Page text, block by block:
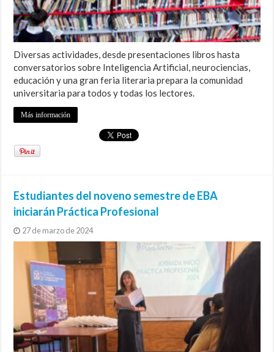
Diversas actividades, desde presentaciones libros hasta
conversatorios sobre Inteligencia Artificial, neurociencias,
educación y una gran feria literaria prepara la comunidad
universitaria para todos y todas los lectores.
Más información
Estudiantes del noveno semestre de EBA
iniciarán Práctica Profesional
27 de marzo de 2024